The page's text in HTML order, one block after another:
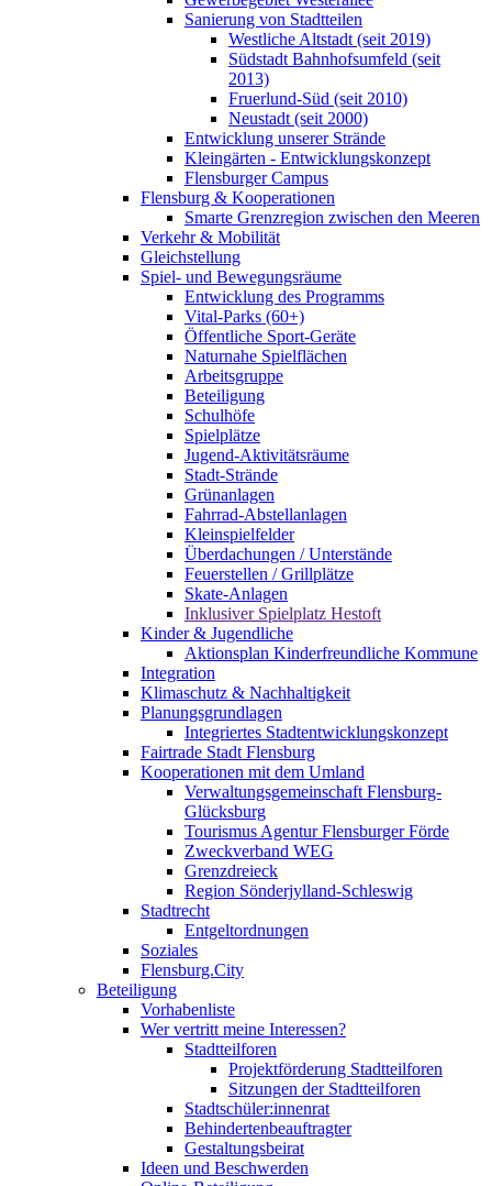
Sanierung von Stadtteilen
Westliche Altstadt (seit 2019)
Südstadt Bahnhofsumfeld (seit
2013)
Fruerlund-Süd (seit 2010)
Neustadt (seit 2000)
Entwicklung unserer Strände
Kleingärten - Entwicklungskonzept
Flensburger Campus
Flensburg & Kooperationen
Smarte Grenzregion zwischen den Meeren
Verkehr & Mobilität
Gleichstellung
Spiel- und Bewegungsräume
Entwicklung des Programms
Vital-Parks (60+)
Öffentliche Sport-Geräte
Naturnahe Spielflächen
Arbeitsgruppe
Beteiligung
Schulhöfe
Spielplätze
Jugend-Aktivitätsräume
Stadt-Strände
Grünanlagen
Fahrrad-Abstellanlagen
Kleinspielfelder
Überdachungen / Unterstände
Feuerstellen / Grillplätze
Skate-Anlagen
Inklusiver Spielplatz Hestoft
Kinder & Jugendliche
Aktionsplan Kinderfreundliche Kommune
Integration
Klimaschutz & Nachhaltigkeit
Planungsgrundlagen
Integriertes Stadtentwicklungskonzept
Fairtrade Stadt Flensburg
Kooperationen mit dem Umland
Verwaltungsgemeinschaft Flensburg-
Glücksburg
Tourismus Agentur Flensburger Förde
Zweckverband WEG
Grenzdreieck
Region Sönderjylland-Schleswig
Stadtrecht
Entgeltordnungen
Soziales
Flensburg.City
Beteiligung
Vorhabenliste
Wer vertritt meine Interessen?
Stadtteilforen
Projektförderung Stadtteilforen
Sitzungen der Stadtteilforen
Stadtschüler:innenrat
Behindertenbeauftragter
Gestaltungsbeirat
Ideen und Beschwerden